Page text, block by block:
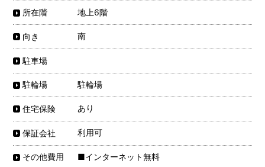
所在階 地上6階
向き 南
駐車場
駐輪場 駐輪場
住宅保険 あり
保証会社 利用可
その他費用 ■インターネット無料